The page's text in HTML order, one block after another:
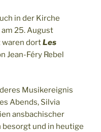
in der Kirche
25. August
waren dortLes
Jean-Féry Rebel
Musikereignis
Abends, Silvia
ansbachischer
besorgt und in heutige